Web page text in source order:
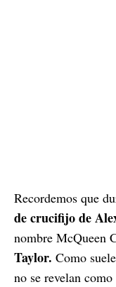
Recordemos que
de crucifijo de
nombre McQueen
Taylor. Como
no se revelan